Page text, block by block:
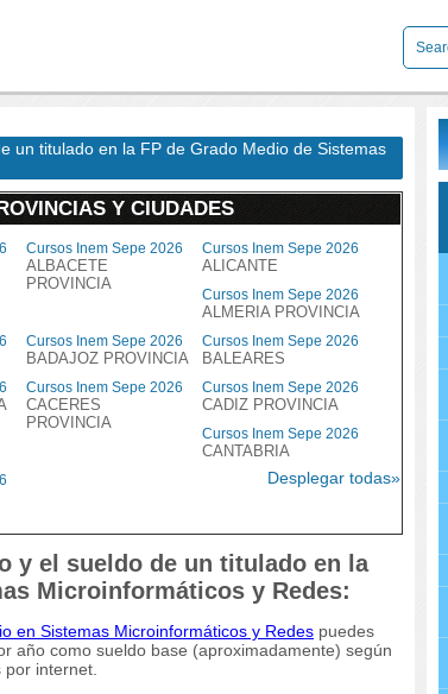
un titulado en la FP de Grado Medio de Sistemas
Y CIUDADES
Cursos Inem Sepe 2026
ALBACETE
PROVINCIA
Cursos Inem Sepe 2026
ALICANTE
Cursos Inem Sepe 2026
ALMERIA PROVINCIA
Cursos Inem Sepe 2026
BADAJOZ PROVINCIA
Cursos Inem Sepe 2026
BALEARES
Cursos Inem Sepe 2026
CACERES
PROVINCIA
Cursos Inem Sepe 2026
CADIZ PROVINCIA
Cursos Inem Sepe 2026
CANTABRIA
Desplegar todas»
y el sueldo de un titulado en la
Microinformáticos y Redes:
en Sistemas Microinformáticos y Redes puedes
año como sueldo base (aproximadamente) según
internet.